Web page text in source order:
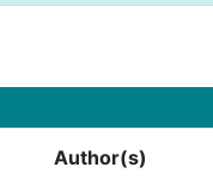
Author(s)